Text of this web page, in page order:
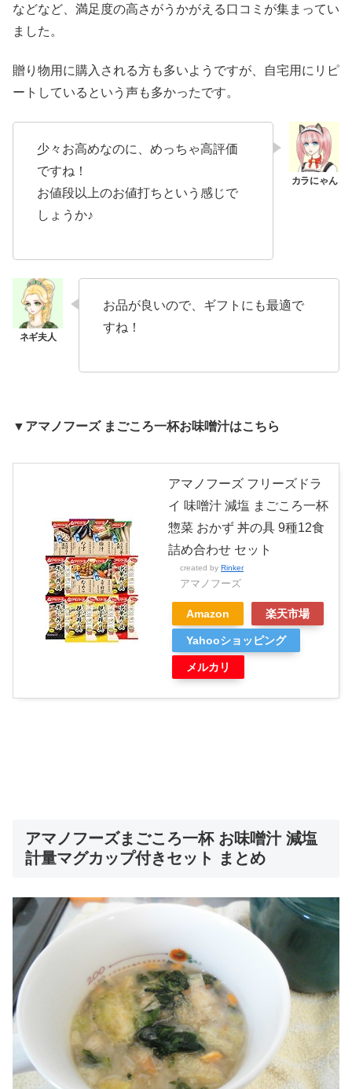
などなど、満足度の高さがうかがえる口コミが集まってい
ました。
贈り物用に購入される方も多いようですが、自宅用にリピ
ートしているという声も多かったです。
少々お高めなのに、めっちゃ高評価
ですね！
お値段以上のお値打ちという感じで
しょうか♪
お品が良いので、ギフトにも最適で
すね！
▼アマノフーズ まごころ一杯お味噌汁はこちら
アマノフーズ フリーズドラ
イ 味噌汁 減塩 まごころ一杯
惣菜 おかず 丼の具 9種12食
詰め合わせ セット
created by Rinker
アマノフーズ
Amazon 楽天市場
Yahooショッピング
メルカリ
アマノフーズまごころ一杯 お味噌汁 減塩
計量マグカップ付きセット まとめ